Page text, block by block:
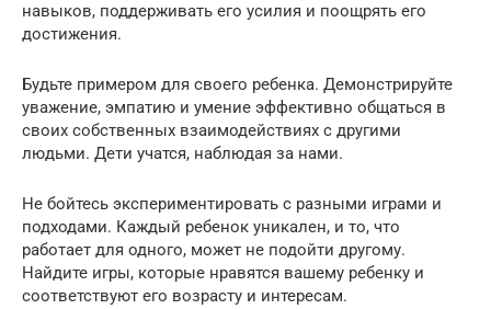
навыков, поддерживать его усилия и поощрять его
достижения.
Будьте примером для своего ребенка. Демонстрируйте
уважение, эмпатию и умение эффективно общаться в
своих собственных взаимодействиях с другими
людьми. Дети учатся, наблюдая за нами.
Не бойтесь экспериментировать с разными играми и
подходами. Каждый ребенок уникален, и то, что
работает для одного, может не подойти другому.
Найдите игры, которые нравятся вашему ребенку и
соответствуют его возрасту и интересам.